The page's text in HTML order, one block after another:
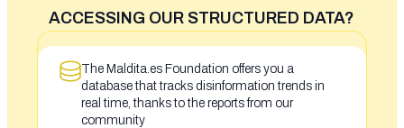
ACCESSING OUR STRUCTURED DATA?
The Maldita.es Foundation offers you a
database that tracks disinformation trends in
real time, thanks to the reports from our
community